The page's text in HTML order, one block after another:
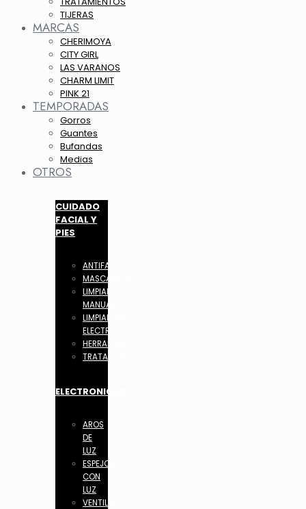
TIJERAS
MARCAS
CHERIMOYA
CITY GIRL
LAS VARANOS
CHARM LIMIT
PINK 21
TEMPORADAS
Gorros
Guantes
Bufandas
Medias
OTROS
CUIDADO
FACIAL Y
PIES
ANTIFAZ
MASCARILLAS
LIMPIADORES
MANUAL
LIMPIADORES
ELECTRICOS
HERRAMIENTAS
TRATAMIENTOS
ELECTRONICOS
AROS
DE
LUZ
ESPEJOS
CON
LUZ
VENTILADOR